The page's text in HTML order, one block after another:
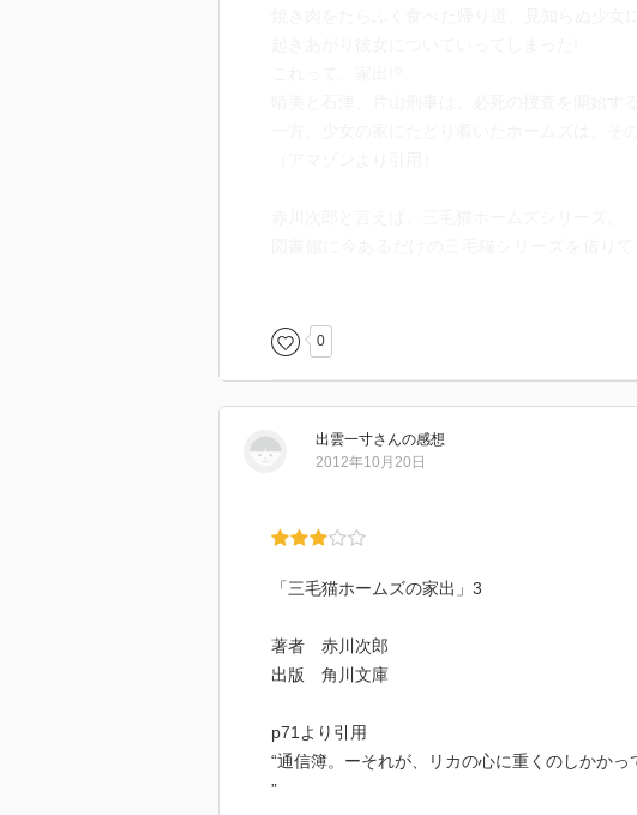
0
出雲一寸さんの感想
2012年10月20日
「三毛猫ホームズの家出」3
著者 赤川次郎
出版 角川文庫
p71より引用
“通信簿。ーそれが、リカの心に重くのしかかっ
”